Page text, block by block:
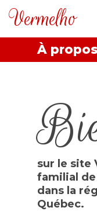
Vermelho
À
sur le site
familial
dans la
Québec.